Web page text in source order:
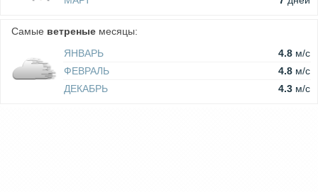
Самые ветреные месяцы:
ЯНВАРЬ
4.8 м/c
ФЕВРАЛЬ
4.8 м/c
ДЕКАБРЬ
4.3 м/c